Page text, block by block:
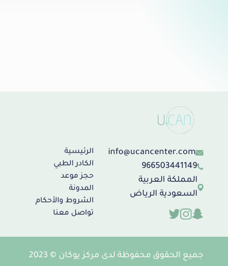
info@ucancenter.com
966503441149
المملكة العربية
السعودية الرياض
الرئيسية
الكادر الطبي
حجز موعد
المدونة
الشروط والأحكام
تواصل معنا
جميع الحقوق محفوظة لدى مركز يوكان © 2023